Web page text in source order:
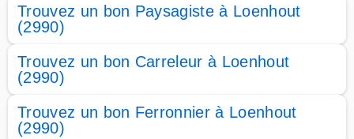
Trouvez un bon Paysagiste à Loenhout
(2990)
Trouvez un bon Carreleur à Loenhout
(2990)
Trouvez un bon Ferronnier à Loenhout
(2990)